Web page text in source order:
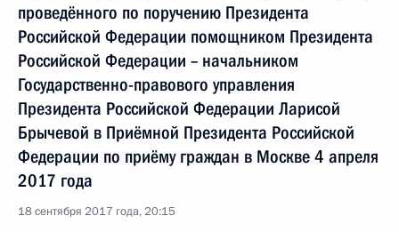
проведённого по поручению Президента
Российской Федерации помощником Президента
Российской Федерации – начальником
Государственно-правового управления
Президента Российской Федерации Ларисой
Брычевой в Приёмной Президента Российской
Федерации по приёму граждан в Москве 4 апреля
2017 года
18 сентября 2017 года, 20:15